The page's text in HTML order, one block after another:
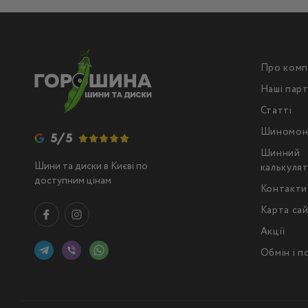
5/5
Шини та диски в Києві по
доступним цінам
Про
Наші
Статті
Шинний
Контакти
Карта
Акції
Обмін і